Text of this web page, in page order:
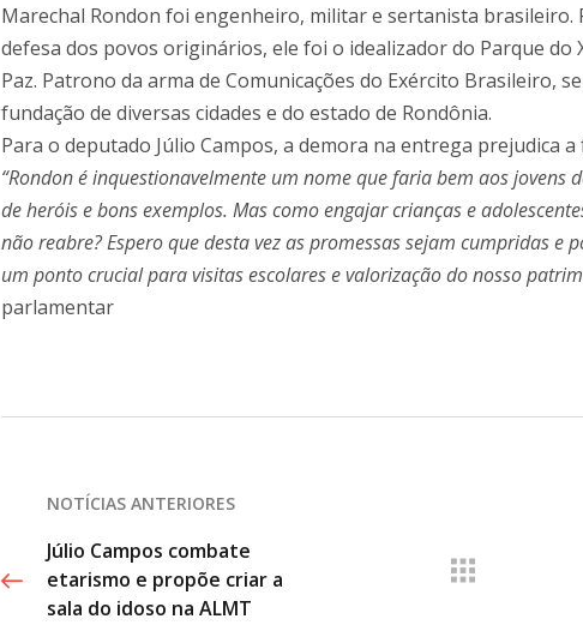
Marechal Rondon foi engenheiro, militar e sertanista brasileiro.
defesa dos povos originários, ele foi o idealizador do Parque do
Paz. Patrono da arma de Comunicações do Exército Brasileiro,
fundação de diversas cidades e do estado de Rondônia.
Para o deputado Júlio Campos, a demora na entrega prejudica
“Rondon é inquestionavelmente um nome que faria bem aos jovens
de heróis e bons exemplos. Mas como engajar crianças e
não reabre? Espero que desta vez as promessas sejam cumpridas e
um ponto crucial para visitas escolares e valorização do nosso
parlamentar
NOTÍCIAS ANTERIORES
Júlio Campos combate
etarismo e propõe criar a
sala do idoso na ALMT